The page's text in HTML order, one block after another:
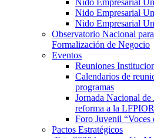
Nido Empresarial
Nido Empresarial
Observatorio Nacional
Formalización de Negocio
Eventos
Reuniones
Calendarios de
programas
Jornada Nacional
reforma a la
Foro Juvenil “Voces
Pactos Estratégicos